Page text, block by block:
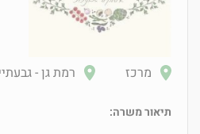
מרכז רמת גן -
תיאור משרה: